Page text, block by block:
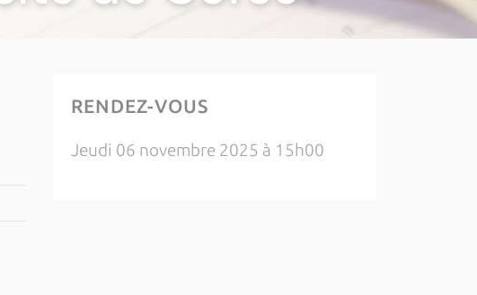
RENDEZ-VOUS
Jeudi 06 novembre 2025 à 15h00